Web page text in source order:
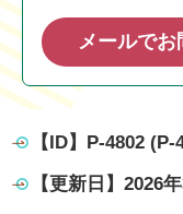
メールでお
【ID】 P-4802 (P-
【更新日】 2026